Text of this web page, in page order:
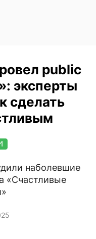
public
эксперты
сделать
наболевшие
«Счастливые